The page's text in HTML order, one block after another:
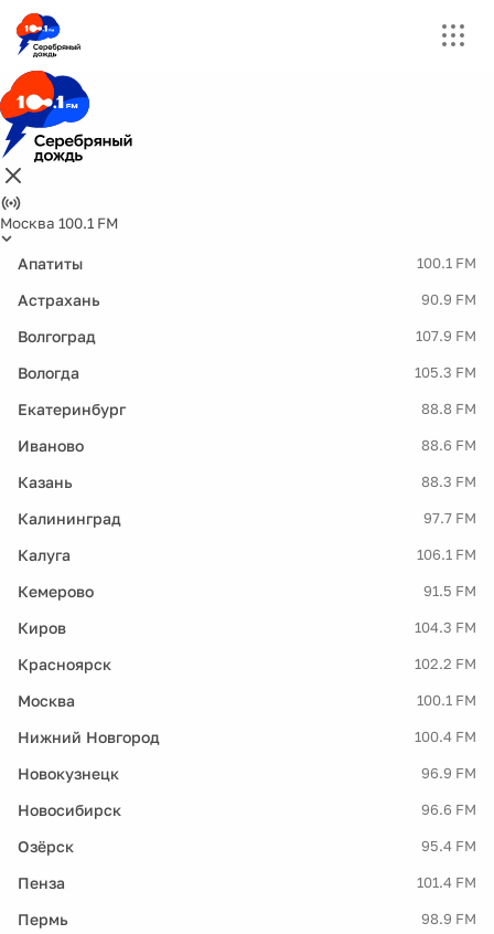
Москва 100.1 FM
Апатиты 100.1 FM
Астрахань 90.9 FM
Волгоград 107.9 FM
Вологда 105.3 FM
Екатеринбург 88.8 FM
Иваново 88.6 FM
Казань 88.3 FM
Калининград 97.7 FM
Калуга 106.1 FM
Кемерово 91.5 FM
Киров 104.3 FM
Красноярск 102.2 FM
Москва 100.1 FM
Нижний Новгород 100.4 FM
Новокузнецк 96.9 FM
Новосибирск 96.6 FM
Озёрск 95.4 FM
Пенза 101.4 FM
Пермь 98.9 FM